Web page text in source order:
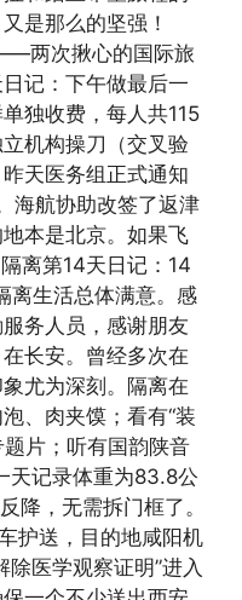
是那么的坚强！
两次揪心的国际旅
记：下午做最后一
独收费，每人共115
机构操刀（交叉验
天医务组正式通知
海航协助改签了返津
本是北京。如果飞
离第14天日记：14
离生活总体满意。感
务人员，感谢朋友
长安。曾经多次在
尤为深刻。隔离在
、肉夹馍；看有“装
题片；听有国韵陕音
天记录体重为83.8公
降，无需拆门框了。
护送，目的地咸阳机
医学观察证明”进入